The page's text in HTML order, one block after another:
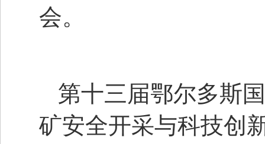
会。
第十三届鄂尔多斯
矿安全开采与科技创